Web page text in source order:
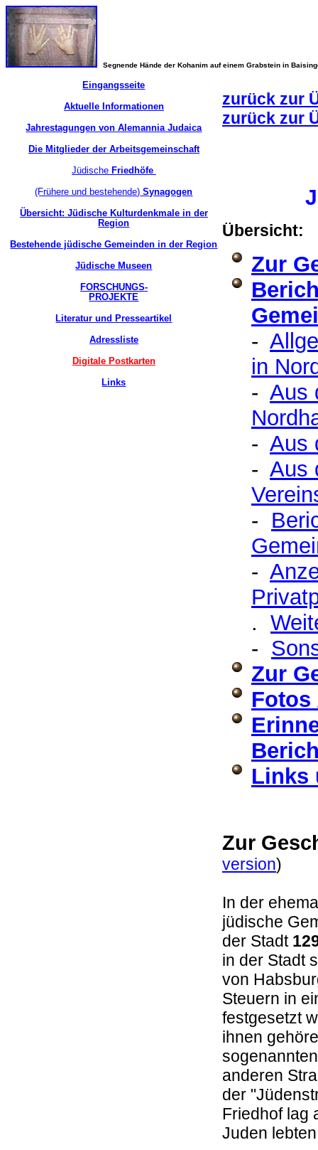
Segnende Hände der Kohanim auf einem Grabstein in
Eingangsseite
Aktuelle Informationen
Jahrestagungen von Alemannia Judaica
Die Mitglieder der Arbeitsgemeinschaft
Jüdische Friedhöfe
(Frühere und bestehende) Synagogen
Übersicht: Jüdische Kulturdenkmale in der
Region
Bestehende jüdische Gemeinden in der Region
Jüdische Museen
FORSCHUNGS-
PROJEKTE
Literatur und Presseartikel
Adressliste
Digitale Postkarten
Links
zurück zur
zurück zur
Übersicht:
Zur
-
in
- Aus
- Aus
- Aus
-
-
.
-
Zur
Fotos
Links
Zur
version)
In der
jüdische
der Stadt
in der Stadt
von
Steuern in
festgesetzt
ihnen
anderen
der
Friedhof lag
Juden